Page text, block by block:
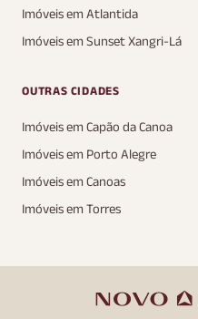
Imóveis em Atlantida
Imóveis em Sunset Xangri-Lá
OUTRAS CIDADES
Imóveis em Capão da Canoa
Imóveis em Porto Alegre
Imóveis em Canoas
Imóveis em Torres